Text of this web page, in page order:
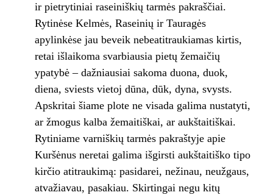
ir pietrytiniai raseiniškių tarmės pakraščiai.
Rytinėse Kelmės, Raseinių ir Tauragės
apylinkėse jau beveik nebeatitraukiamas kirtis,
retai išlaikoma svarbiausia pietų žemaičių
ypatybė – dažniausiai sakoma duona, duok,
diena, sviests vietoj dūna, dūk, dyna, svysts.
Apskritai šiame plote ne visada galima nustatyti,
ar žmogus kalba žemaitiškai, ar aukštaitiškai.
Rytiniame varniškių tarmės pakraštyje apie
Kuršėnus neretai galima išgirsti aukštaitiško tipo
kirčio atitraukimą: pasidarei, nežinau, neužgaus,
atvažiavau, pasakiau. Skirtingai negu kitų